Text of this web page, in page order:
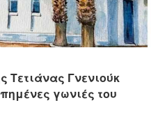
Τετιάνας Γνενιούκ
γωνιές του